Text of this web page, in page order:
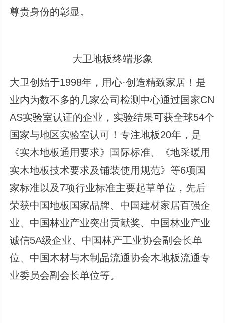
尊贵身份的彰显。
大卫地板终端形象
大卫创始于1998年，用心·创造精致家居！是
业内为数不多的几家公司检测中心通过国家CN
AS实验室认证的企业，实验结果可获全球54个
国家与地区实验室认可！专注地板20年，是
《实木地板通用要求》国际标准、《地采暖用
实木地板技术要求及铺装使用规范》等6项国
家标准以及7项行业标准主要起草单位，先后
荣获中国地板国家品牌、中国建材家居百强企
业、中国林业产业突出贡献奖、中国林业产业
诚信5A级企业、中国林产工业协会副会长单
位、中国木材与木制品流通协会木地板流通专
业委员会副会长单位等。